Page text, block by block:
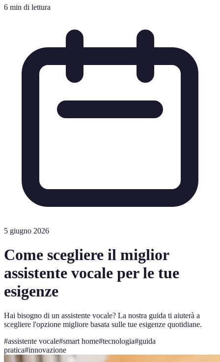
6 min di lettura
5 giugno 2026
Come scegliere il miglior
assistente vocale per le tue
esigenze
Hai bisogno di un assistente vocale? La nostra guida ti aiuterà a
scegliere l'opzione migliore basata sulle tue esigenze quotidiane.
#assistente vocale#smart home#tecnologia#guida
pratica#innovazione